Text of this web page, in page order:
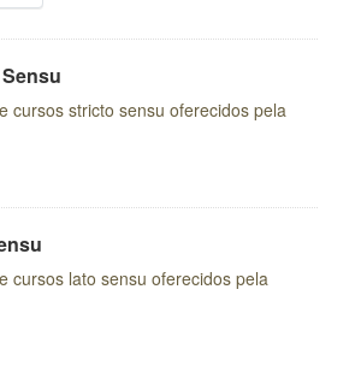
cursos stricto sensu oferecidos pela
cursos lato sensu oferecidos pela